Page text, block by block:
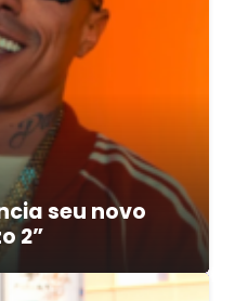
seu novo
2”